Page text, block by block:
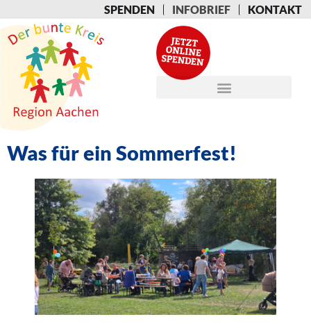
SPENDEN INFOBRIEF KONTAKT
Was für ein Sommerfest!